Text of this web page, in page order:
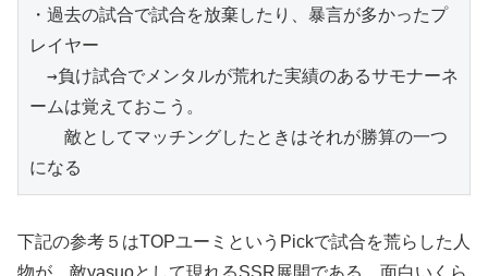
・過去の試合で試合を放棄したり、暴言が多かったプ
レイヤー
→負け試合でメンタルが荒れた実績のあるサモナーネ
ームは覚えておこう。
敵としてマッチングしたときはそれが勝算の一つ
になる
下記の参考５はTOPユーミというPickで試合を荒らした人
物が、敵yasuoとして現れるSSR展開である。面白いくら